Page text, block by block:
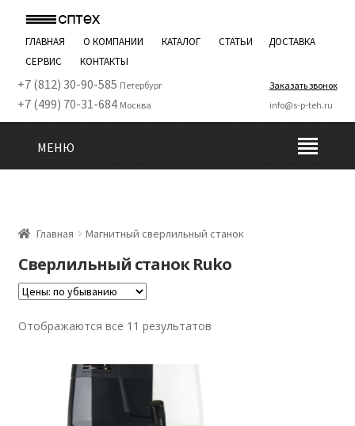
ГЛАВНАЯ О КОМПАНИИ КАТАЛОГ СТАТЬИ
ДОСТАВКА
СЕРВИС
КОНТАКТЫ
+7 (812) 30-90-585 Петербург
+7 (499) 70-31-684 Москва
Заказать звонок
info@s-p-teh.ru
МЕНЮ
Главная Магнитный сверлильный станок
Сверлильный станок Ruko
Отображаются все 11 результатов